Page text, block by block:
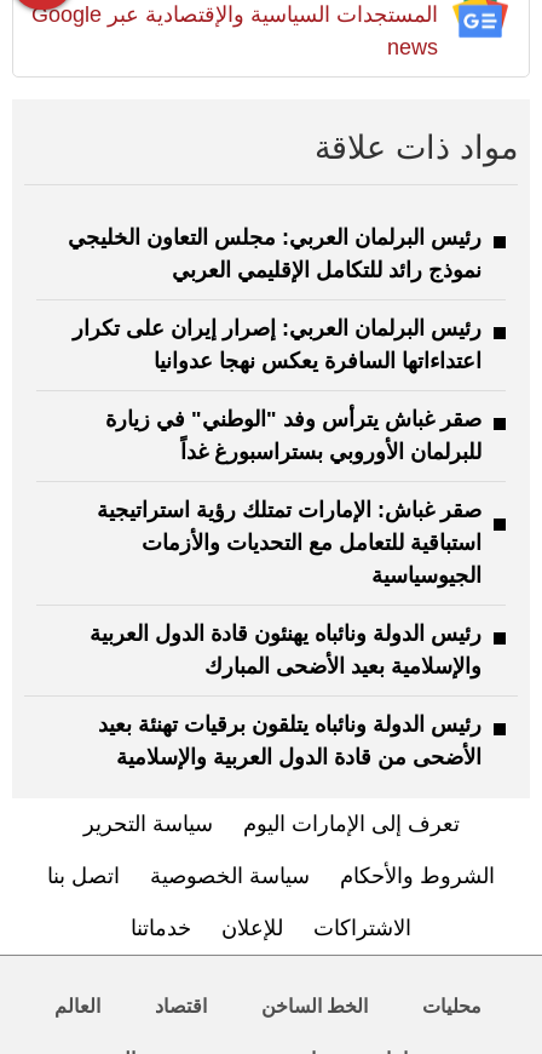
المستجدات السياسية والإقتصادية عبر Google
news
مواد ذات علاقة
رئيس البرلمان العربي: مجلس التعاون الخليجي
نموذج رائد للتكامل الإقليمي العربي
رئيس البرلمان العربي: إصرار إيران على تكرار
اعتداءاتها السافرة يعكس نهجا عدوانيا
صقر غباش يترأس وفد "الوطني" في زيارة
للبرلمان الأوروبي بستراسبورغ غداً
صقر غباش: الإمارات تمتلك رؤية استراتيجية
استباقية للتعامل مع التحديات والأزمات
الجيوسياسية
رئيس الدولة ونائباه يهنئون قادة الدول العربية
والإسلامية بعيد الأضحى المبارك
رئيس الدولة ونائباه يتلقون برقيات تهنئة بعيد
الأضحى من قادة الدول العربية والإسلامية
تعرف إلى الإمارات اليوم سياسة التحرير
الشروط والأحكام سياسة الخصوصية اتصل بنا
الاشتراكات للإعلان خدماتنا
محليات الخط الساخن اقتصاد العالم